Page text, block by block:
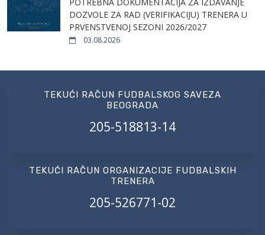
DOZVOLE ZA RAD (VERIFIKACIJU) TRENERA U
PRVENSTVENOJ SEZONI 2026/2027
03.08.2026
TEKUĆI RAČUN FUDBALSKOG SAVEZA
BEOGRADA
205-518813-14
TEKUĆI RAČUN ORGANIZACIJE FUDBALSKIH
TRENERA
205-526771-02